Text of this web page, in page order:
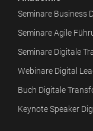
Seminare Business
Seminare Agile
Seminare Digitale
Webinare Digital
Buch Digitale
Keynote Speaker